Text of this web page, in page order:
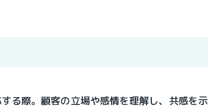
る際。顧客の立場や感情を理解し、共感を示